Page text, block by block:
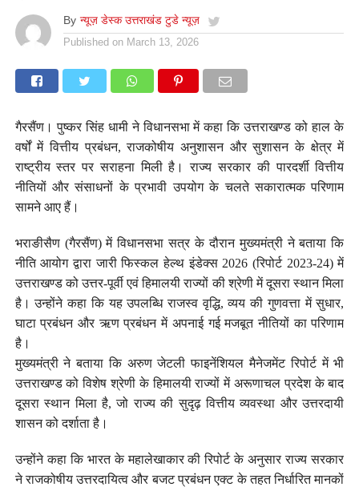
By न्यूज़ डेस्क उत्तराखंड टुडे न्यूज़
Published on March 13, 2026
गैरसैंण। पुष्कर सिंह धामी ने विधानसभा में कहा कि उत्तराखण्ड को हाल के
वर्षों में वित्तीय प्रबंधन, राजकोषीय अनुशासन और सुशासन के क्षेत्र में
राष्ट्रीय स्तर पर सराहना मिली है। राज्य सरकार की पारदर्शी वित्तीय
नीतियों और संसाधनों के प्रभावी उपयोग के चलते सकारात्मक परिणाम
सामने आए हैं।
भराङीसैण (गैरसैंण) में विधानसभा सत्र के दौरान मुख्यमंत्री ने बताया कि
नीति आयोग द्वारा जारी फिस्कल हेल्थ इंडेक्स 2026 (रिपोर्ट 2023-24) में
उत्तराखण्ड को उत्तर-पूर्वी एवं हिमालयी राज्यों की श्रेणी में दूसरा स्थान मिला
है। उन्होंने कहा कि यह उपलब्धि राजस्व वृद्धि, व्यय की गुणवत्ता में सुधार,
घाटा प्रबंधन और ऋण प्रबंधन में अपनाई गई मजबूत नीतियों का परिणाम
है।
मुख्यमंत्री ने बताया कि अरुण जेटली फाइनेंशियल मैनेजमेंट रिपोर्ट में भी
उत्तराखण्ड को विशेष श्रेणी के हिमालयी राज्यों में अरूणाचल प्रदेश के बाद
दूसरा स्थान मिला है, जो राज्य की सुदृढ़ वित्तीय व्यवस्था और उत्तरदायी
शासन को दर्शाता है।
उन्होंने कहा कि भारत के महालेखाकार की रिपोर्ट के अनुसार राज्य सरकार
ने राजकोषीय उत्तरदायित्व और बजट प्रबंधन एक्ट के तहत निर्धारित मानकों